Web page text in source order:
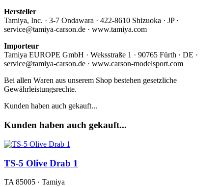
Hersteller
Tamiya, Inc. · 3-7 Ondawara · 422-8610 Shizuoka · JP ·
service@tamiya-carson.de · www.tamiya.com
Importeur
Tamiya EUROPE GmbH · Weksstraße 1 · 90765 Fürth · DE ·
service@tamiya-carson.de · www.carson-modelsport.com
Bei allen Waren aus unserem Shop bestehen gesetzliche
Gewährleistungsrechte.
Kunden haben auch gekauft...
Kunden haben auch gekauft...
TS-5 Olive Drab 1
TA 85005 · Tamiya